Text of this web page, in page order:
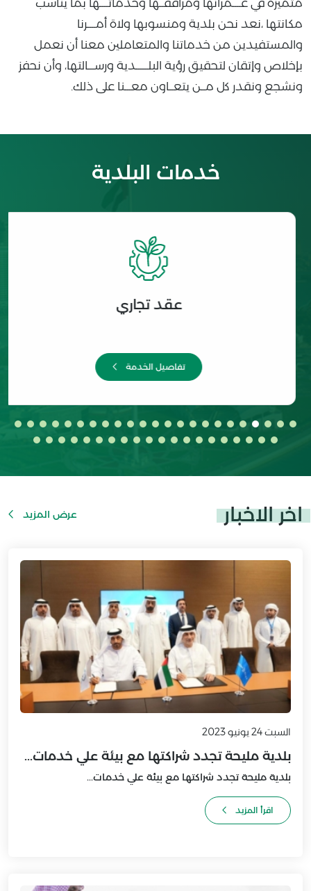
متميزة في عــــمرانها ومرافقــها وخدماتــــها بما يناسب
مكانتها ،نعد نحن بلدية ومنسوبها ولاة أمــــرنا
والمستفيدين من خدماتنا والمتعاملين معنا أن نعمل
بإخلاص وإتقان لتحقيق رؤية البلــــــدية ورســـالتها، وأن نحفز
ونشجع ونقدر كل مــن يتعــاون معـــنا على ذلك.
خدمات البلدية
عقد تجاري
تفاصيل الخدمة
اخر الاخبار عرض المزيد
السبت 24 يونيو 2023
بلدية مليحة تجدد شراكتها مع بيئة علي خدمات...
بلدية مليحة تجدد شراكتها مع بيئة علي خدمات...
اقرأ المزيد